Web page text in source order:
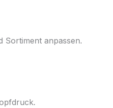
Sortiment anpassen.